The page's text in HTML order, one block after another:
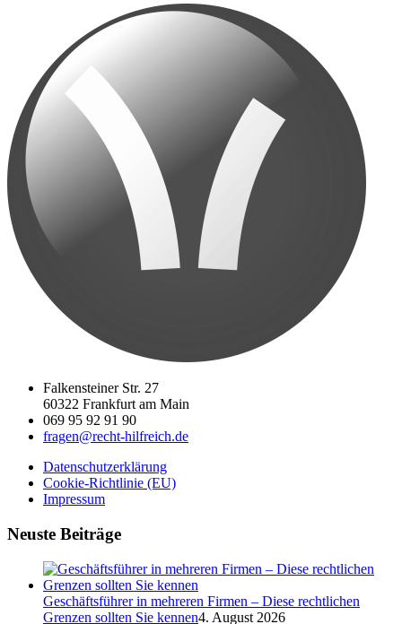
Falkensteiner Str. 27
60322 Frankfurt am Main
069 95 92 91 90
fragen@recht-hilfreich.de
Datenschutzerklärung
Cookie-Richtlinie (EU)
Impressum
Neuste Beiträge
Geschäftsführer in mehreren Firmen – Diese rechtlichen
Grenzen sollten Sie kennen4. August 2026